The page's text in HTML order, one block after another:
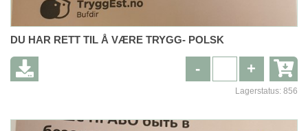
DU HAR RETT TIL Å VÆRE TRYGG- POLSK
+
-
Lagerstatus: 856